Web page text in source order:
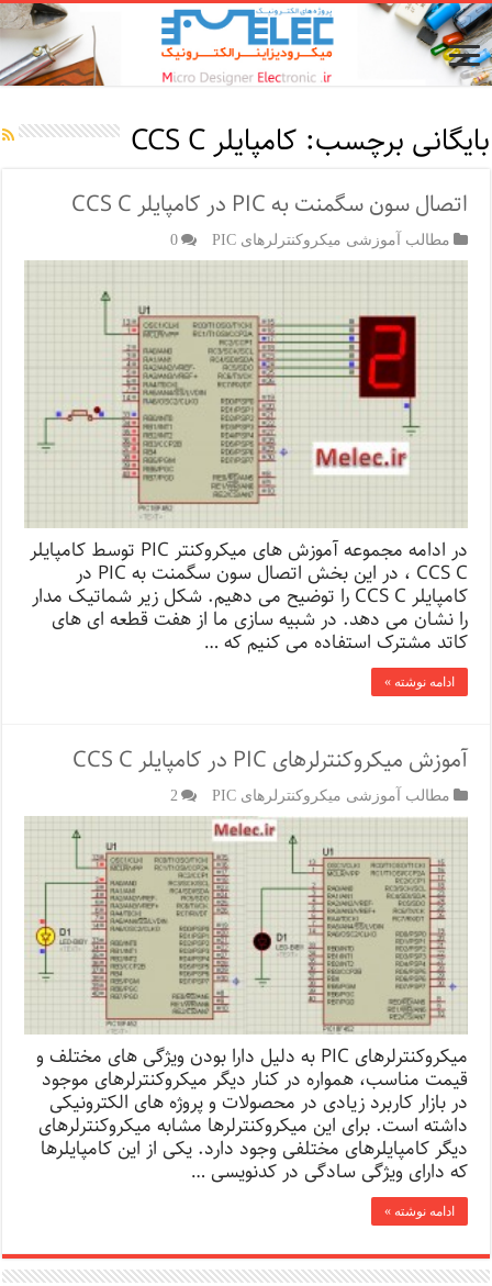
بایگانی برچسب: کامپایلر CCS C
اتصال سون سگمنت به PIC در کامپایلر CCS C
مطالب آموزشی میکروکنترلرهای PIC 0
در ادامه مجموعه آموزش های میکروکنتر PIC توسط کامپایلر
CCS C ، در این بخش اتصال سون سگمنت به PIC در
کامپایلر CCS C را توضیح می دهیم. شکل زیر شماتیک مدار
را نشان می دهد. در شبیه سازی ما از هفت قطعه ای های
کاتد مشترک استفاده می کنیم که …
ادامه نوشته »
آموزش میکروکنترلرهای PIC در کامپایلر CCS C
مطالب آموزشی میکروکنترلرهای PIC 2
میکروکنترلرهای PIC به دلیل دارا بودن ویژگی های مختلف و
قیمت مناسب، همواره در کنار دیگر میکروکنترلرهای موجود
در بازار کاربرد زیادی در محصولات و پروژه های الکترونیکی
داشته است. برای این میکروکنترلرها مشابه میکروکنترلرهای
دیگر کامپایلرهای مختلفی وجود دارد. یکی از این کامپایلرها
که دارای ویژگی سادگی در کدنویسی …
ادامه نوشته »